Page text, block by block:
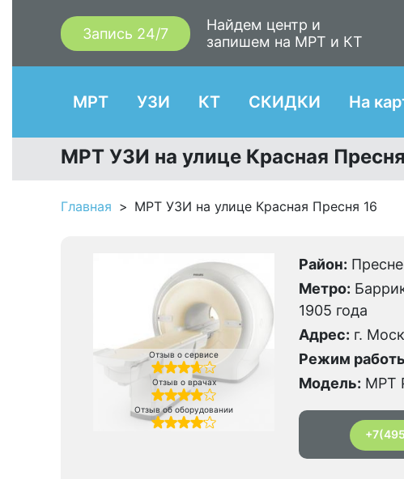
Запись 24/7
Найдем центр и
запишем на МРТ и КТ
МРТ УЗИ КТ СКИДКИ На
МРТ УЗИ на улице Красная
Главная МРТ УЗИ на улице Красная Пресня 16
Отзыв о сервисе
Отзыв о врачах
Отзыв об оборудовании
Район:
Метро:
1905 года
Адрес: г.
Режим
Модель: МРТ